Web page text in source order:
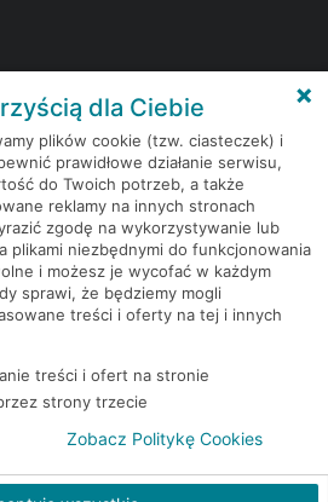
materiałów, które
rynku finansowego.
Newslettera i bądź
i promocjami
Ustawienia cookies
dla Ciebie
plików cookie (tzw. ciasteczek) i
prawidłowe działanie serwisu,
do Twoich potrzeb, a także
reklamy na innych stronach
zgodę na wykorzystywanie lub
plikami niezbędnymi do funkcjonowania
i możesz je wycofać w każdym
sprawi, że będziemy mogli
treści i oferty na tej i innych
treści i ofert na stronie
strony trzecie
Zobacz Politykę Cookies